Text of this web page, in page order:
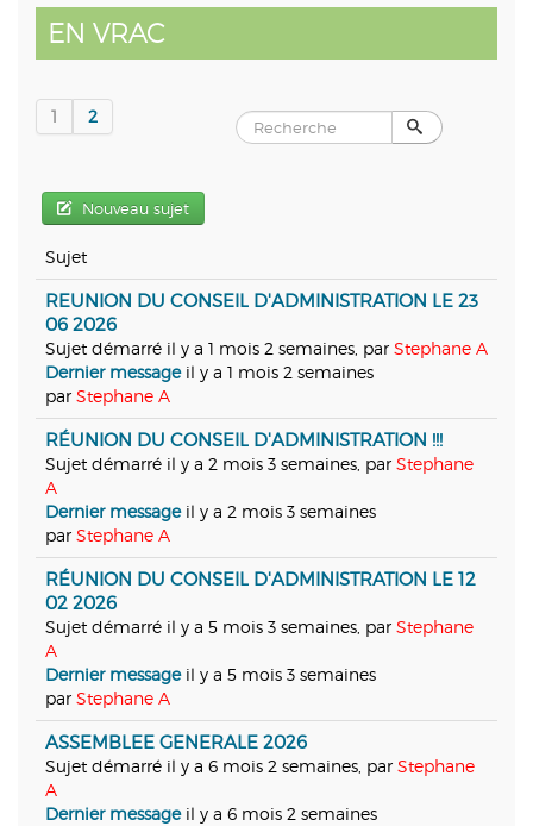
EN VRAC
1 2
Nouveau sujet
Sujet
REUNION DU CONSEIL D'ADMINISTRATION LE 23
06 2026
Sujet démarré il y a 1 mois 2 semaines, par Stephane A
Dernier messageil y a 1 mois 2 semaines
par Stephane A
RÉUNION DU CONSEIL D'ADMINISTRATION !!!
Sujet démarré il y a 2 mois 3 semaines, par Stephane
A
Dernier messageil y a 2 mois 3 semaines
par Stephane A
RÉUNION DU CONSEIL D'ADMINISTRATION LE 12
02 2026
Sujet démarré il y a 5 mois 3 semaines, par Stephane
A
Dernier messageil y a 5 mois 3 semaines
par Stephane A
ASSEMBLEE GENERALE 2026
Sujet démarré il y a 6 mois 2 semaines, par Stephane
A
Dernier messageil y a 6 mois 2 semaines